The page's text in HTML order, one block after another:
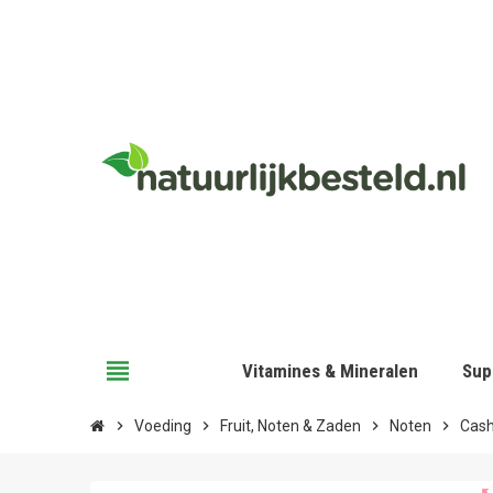
view_headline Vitamines & Mineralen
chevron_right Voeding chevron_right Fruit, Noten & Zaden chevron_right Noten chevron_right